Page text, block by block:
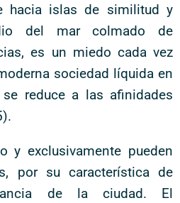
hacia islas de similitud y
del mar colmado de
es un miedo cada vez
sociedad líquida en
reduce a las afinidades
y exclusivamente pueden
por su característica de
de la ciudad. El